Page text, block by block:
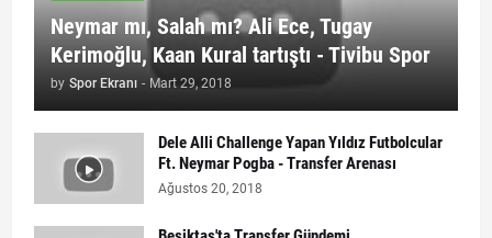
Neymar mı, Salah mı? Ali Ece, Tugay
Kerimoğlu, Kaan Kural tartıştı - Tivibu Spor
by Spor Ekranı - Mart 29, 2018
Dele Alli Challenge Yapan Yıldız Futbolcular
Ft. Neymar Pogba - Transfer Arenası
Ağustos 20, 2018